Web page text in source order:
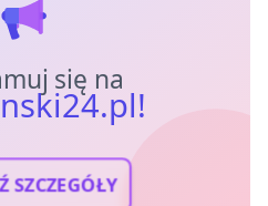
się na
SZCZEGÓŁY